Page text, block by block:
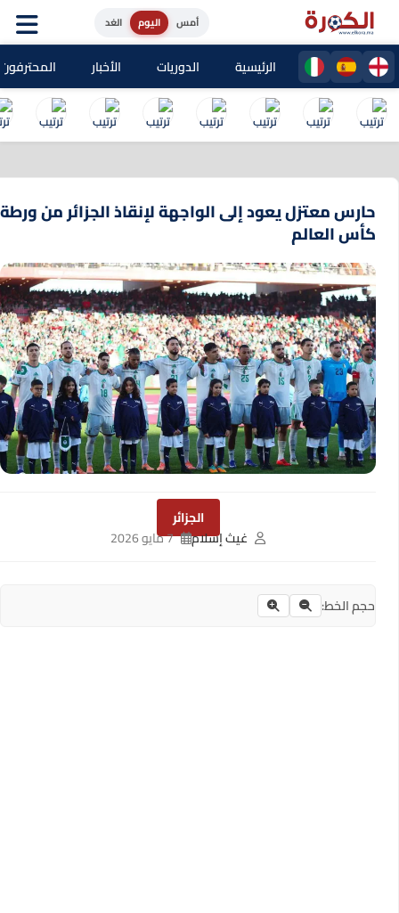
اليوم الغد
الرئيسية الدوريات الأخبار المحترفون
حارس معتزل يعود إلى الواجهة لإنقاذ الجزائر من ورطة
كأس العالم
الجزائر
غيث إسلام
7 مايو 2026
حجم الخط: